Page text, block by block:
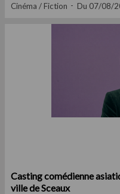
Cinéma / Fiction Du 07/08/
Casting comédienne
ville de Sceaux